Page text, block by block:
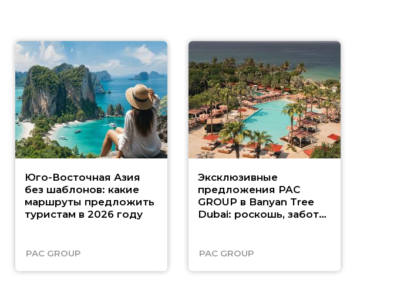
Юго-Восточная Азия
без шаблонов: какие
маршруты предложить
туристам в 2026 году
PAC GROUP
Эксклюзивные
предложения PAC
GROUP в Banyan Tree
Dubai: роскошь, забота
PAC GROUP